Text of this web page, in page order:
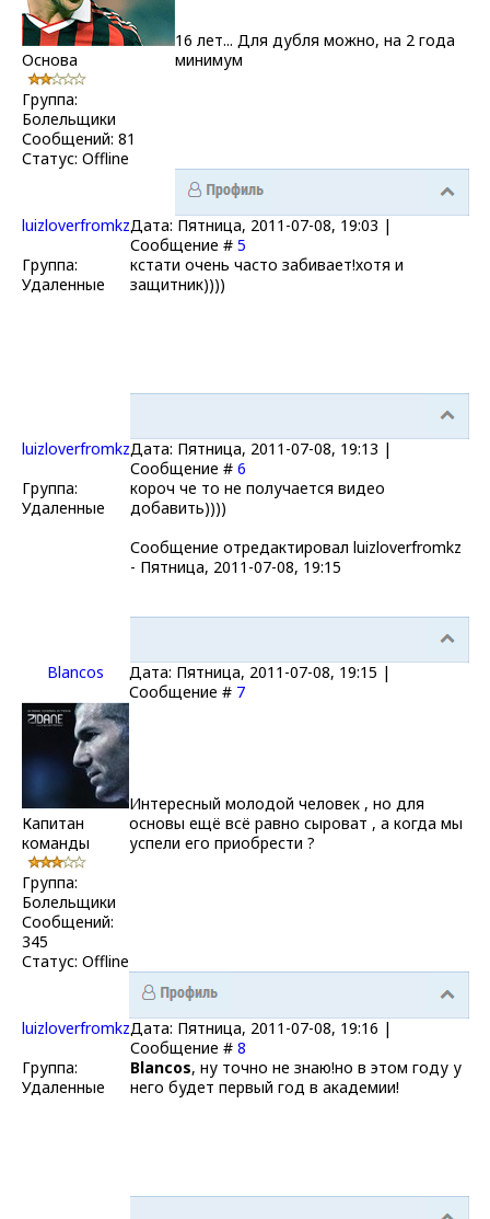
Основа
Группа:
Болельщики
Сообщений: 81
Статус: Offline
16 лет... Для дубля можно, на 2 года
минимум
luizloverfromkzДата: Пятница, 2011-07-08, 19:03 |
Сообщение # 5
Группа:
Удаленные
кстати очень часто забивает!хотя и
защитник))))
luizloverfromkzДата: Пятница, 2011-07-08, 19:13 |
Сообщение # 6
Группа:
Удаленные
короч че то не получается видео
добавить))))
Сообщение отредактировал luizloverfromkz
- Пятница, 2011-07-08, 19:15
Blancos
Дата: Пятница, 2011-07-08, 19:15 |
Сообщение # 7
Капитан
команды
Группа:
Болельщики
Сообщений:
345
Статус: Offline
Интересный молодой человек , но для
основы ещё всё равно сыроват , а когда мы
успели его приобрести ?
luizloverfromkzДата: Пятница, 2011-07-08, 19:16 |
Сообщение # 8
Группа:
Удаленные
Blancos, ну точно не знаю!но в этом году у
него будет первый год в академии!